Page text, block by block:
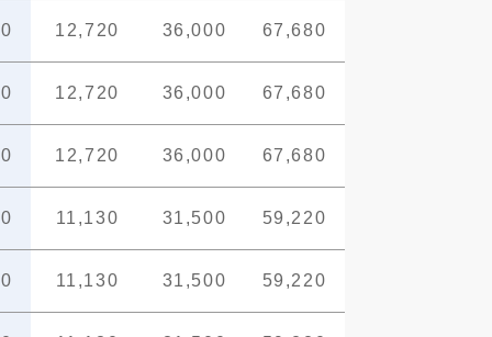
12,720 36,000 67,680
12,720 36,000 67,680
12,720 36,000 67,680
11,130 31,500 59,220
11,130 31,500 59,220